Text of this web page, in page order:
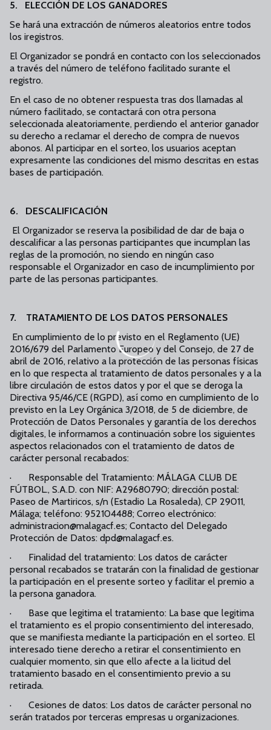
5. ELECCIÓN DE LOS GANADORES
Se hará una extracción de números aleatorios entre todos
los iregistros.
El Organizador se pondrá en contacto con los seleccionados
a través del número de teléfono facilitado surante el
registro.
En el caso de no obtener respuesta tras dos llamadas al
número facilitado, se contactará con otra persona
seleccionada aleatoriamente, perdiendo el anterior ganador
su derecho a reclamar el derecho de compra de nuevos
abonos. Al participar en el sorteo, los usuarios aceptan
expresamente las condiciones del mismo descritas en estas
bases de participación.
6. DESCALIFICACIÓN
El Organizador se reserva la posibilidad de dar de baja o
descalificar a las personas participantes que incumplan las
reglas de la promoción, no siendo en ningún caso
responsable el Organizador en caso de incumplimiento por
parte de las personas participantes.
7. TRATAMIENTO DE LOS DATOS PERSONALES
En cumplimiento de lo previsto en el Reglamento (UE)
2016/679 del Parlamento Europeo y del Consejo, de 27 de
abril de 2016, relativo a la protección de las personas físicas
en lo que respecta al tratamiento de datos personales y a la
libre circulación de estos datos y por el que se deroga la
Directiva 95/46/CE (RGPD), así como en cumplimiento de lo
previsto en la Ley Orgánica 3/2018, de 5 de diciembre, de
Protección de Datos Personales y garantía de los derechos
digitales, le informamos a continuación sobre los siguientes
aspectos relacionados con el tratamiento de datos de
carácter personal recabados:
· Responsable del Tratamiento: MÁLAGA CLUB DE
FÚTBOL., S.A.D. con NIF: A29680790; dirección postal:
Paseo de Martiricos, s/n (Estadio La Rosaleda), CP 29011,
Málaga; teléfono: 952104488; Correo electrónico:
administracion@malagacf.es; Contacto del Delegado
Protección de Datos: dpd@malagacf.es.
· Finalidad del tratamiento: Los datos de carácter
personal recabados se tratarán con la finalidad de gestionar
la participación en el presente sorteo y facilitar el premio a
la persona ganadora.
· Base que legitima el tratamiento: La base que legitima
el tratamiento es el propio consentimiento del interesado,
que se manifiesta mediante la participación en el sorteo. El
interesado tiene derecho a retirar el consentimiento en
cualquier momento, sin que ello afecte a la licitud del
tratamiento basado en el consentimiento previo a su
retirada.
· Cesiones de datos: Los datos de carácter personal no
serán tratados por terceras empresas u organizaciones.